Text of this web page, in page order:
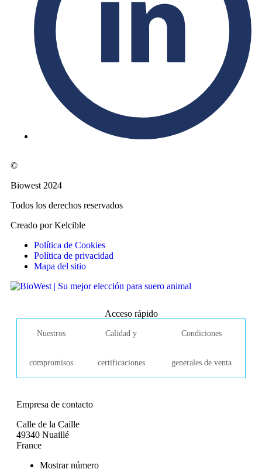
©
Biowest 2024
Todos los derechos reservados
Creado por Kelcible
Política de Cookies
Política de privacidad
Mapa del sitio
Acceso rápido
Nuestros
compromisos
Calidad y
certificaciones
Condiciones
generales de venta
Empresa de contacto
Calle de la Caille
49340 Nuaillé
France
Mostrar número